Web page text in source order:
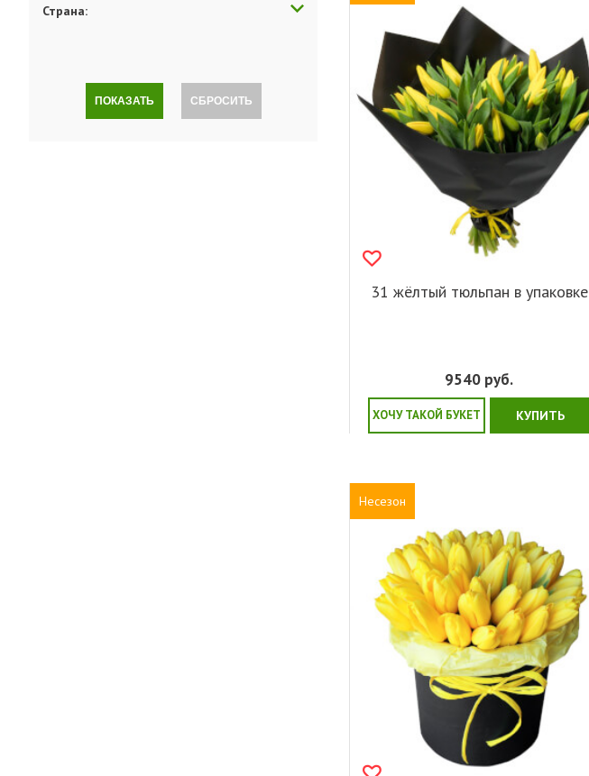
Страна:
ПОКАЗАТЬ СБРОСИТЬ
31 жёлтый тюльпан в упаковке
9540 руб.
ХОЧУ ТАКОЙ БУКЕТ КУПИТЬ
Несезон